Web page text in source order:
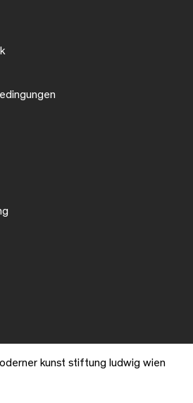
kunst stiftung ludwig wien